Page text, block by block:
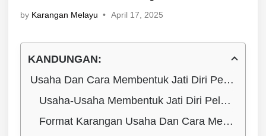
by Karangan Melayu • April 17, 2025
KANDUNGAN:
Usaha Dan Cara Membentuk Jati Diri Pelajar (Karangan SPM):Contoh Karangan dan Format Penulisannya
Usaha-Usaha Membentuk Jati Diri Pelajar
Format Karangan Usaha Dan Cara Membentuk Jati Diri Pelajar